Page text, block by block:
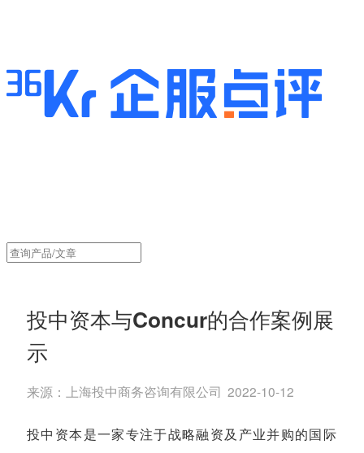
投中资本与Concur的合作案例展
示
来源： 上海投中商务咨询有限公司 2022-10-12
投中资本是一家专注于战略融资及产业并购的国际